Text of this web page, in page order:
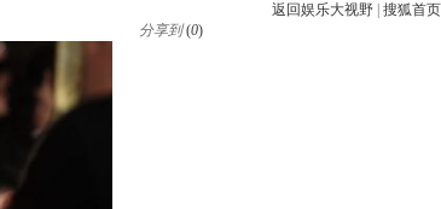
返回娱乐大视野 搜狐首页
分享到 (0)